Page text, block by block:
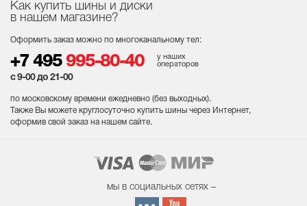
Как купить шины и диски
в нашем магазине?
Оформить заказ можно по многоканальному тел:
+7 495 995-80-40
у наших
операторов
с 9-00 до 21-00
по московскому времени ежедневно (без выходных).
Также Вы можете круглосуточно купить шины через Интернет,
оформив свой заказ на нашем сайте.
мы в социальных сетях –